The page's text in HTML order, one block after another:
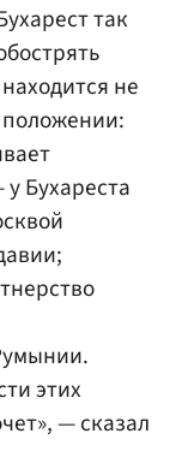
так
не
Бухареста
этих
— сказал